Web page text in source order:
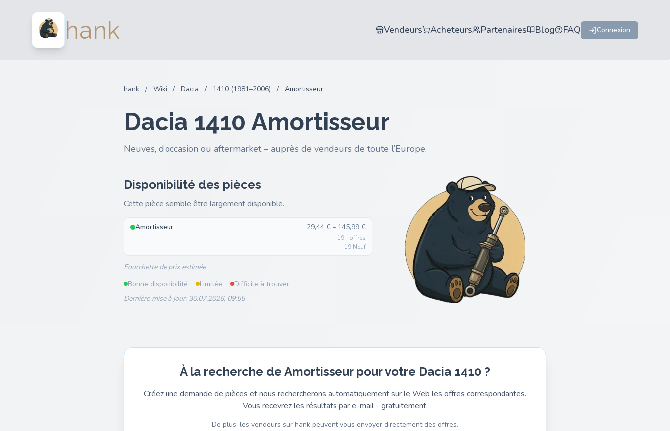
hank Vendeurs Acheteurs Partenaires Blog FAQ Connexion
hank / Wiki / Dacia / 1410 (1981–2006) / Amortisseur
Dacia 1410 Amortisseur
Neuves, d’occasion ou aftermarket – auprès de vendeurs de toute l’Europe.
Disponibilité des pièces
Cette pièce semble être largement disponible.
Amortisseur 29,44 € – 145,99 €
19+ offres
19 Neuf
Fourchette de prix estimée
Bonne disponibilité
Limitée
Difficile à trouver
Dernière mise à jour: 30.07.2026, 09:55
À la recherche de Amortisseur pour votre Dacia 1410 ?
Créez une demande de pièces et nous rechercherons automatiquement sur le Web les offres correspondantes.
Vous recevrez les résultats par e-mail - gratuitement.
De plus, les vendeurs sur hank peuvent vous envoyer directement des offres.